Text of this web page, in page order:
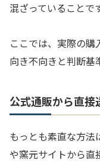
混ざっていることで
ここでは、実際の
向き不向きと判断基
公式通販から直接
もっとも素直な方法
や窯元サイトから直